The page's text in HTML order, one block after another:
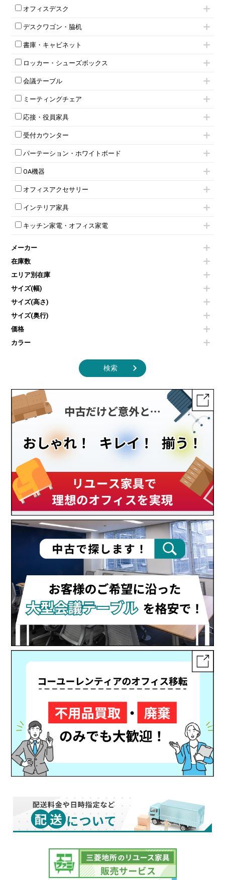
肘付きチェア
肘無しチェア
役員チェア
オフィスチェアその他
オフィスデスク
片袖机
フリーアドレスデスク（ベンチデスク）
昇降デスク
両袖机
デスクワゴン・脇机
インワゴン2段
インワゴン3段
脇机
書庫・キャビネット
ハイキャビネット
ローキャビネット
両開きキャビネット
上下連結キャビネット
軽量ラック（スチールラック）
収納家具その他
両開書庫
ラテラル書庫
ロッカー・シューズボックス
1人用ロッカー
2人用ロッカー
3人用ロッカー
5人用ロッカー
8人用ロッカー
多人数ロッカー
ダイヤル錠ロッカー
ダイヤル錠ロッカー
ワードローブ・クローゼット
会議テーブル
ミーティングテーブル
スタッキングテーブル
ネスティングテーブル
カウンターテーブル
T字脚テーブル
会議テーブルW1200～
会議テーブルW1800～
平行スタックテーブル
会議テーブルその他
ミーティングチェア
キャスター付きミーティングチェア
スタッキングミーティングチェア
テーブル付きミーティングチェア
折りたたみミーティングチェア
ハイチェア
ミーティングチェアその他
応接・役員家具
応接セット
応接ソファ
応接チェア
応接・役員家具その他
受付カウンター
ハイカウンター
ローカウンター
ラウンジカウンター
パーテーション・ホワイトボード
パーテーション
自立タイプパーテーション
パーテーションその他
壁掛けホワイトボード
ホワイトボードその他
OA機器
電話機（ビジネスフォン）
シュレッダー
スクリーン
その他OA機器
オフィスアクセサリー
チェア用台車
演台・講演台・演説台
防音パネル
コートハンガー・ポールハンガー
傘立て
食器棚・キッチンキャビネット
カタログスタンド
オフィスアクセサリーその他
インテリア家具
モールドチェア
ダイニングチェア
カウンターテーブル
センターテーブル・サイドテーブル
ベンチ・スツール
ソファ
シェルフ
ダストボックス（ゴミ箱）
インテリア家具その他
キッチン家電・オフィス家電
冷蔵庫・洗濯機
空気清浄機・加湿器
液晶テレビ・モニター類
エアコン
照明機器
掃除機
季節家電
メーカー
在庫数
エリア別在庫
サイズ(幅)
サイズ(高さ)
サイズ(奥行)
価格
カラー
検索